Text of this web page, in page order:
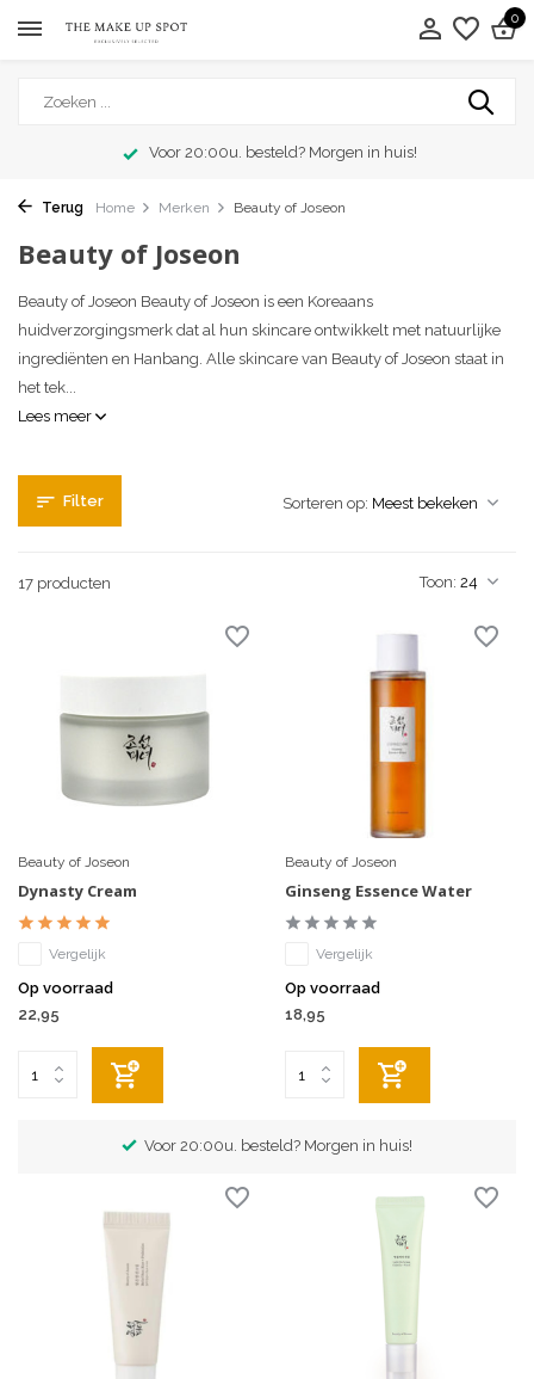
0
20:00u. besteld? Morgen in huis!
Terug Home Merken Beauty of Joseon
Beauty of Joseon
Beauty of Joseon Beauty of Joseon is een Koreaans
huidverzorgingsmerk dat al hun skincare ontwikkelt met natuurlijke
ingrediënten en Hanbang. Alle skincare van Beauty of Joseon staat in
het tek...
Lees meer
Filter
17 producten Toon:
Sorteren op:
Beauty of Joseon
Dynasty Cream
Vergelijk
Op voorraad
22,95
Beauty of Joseon
Ginseng Essence Water
Vergelijk
Op voorraad
18,95
Exclusieve merken